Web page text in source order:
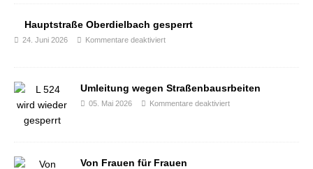
Hauptstraße Oberdielbach gesperrt
24. Juni 2026 Kommentare deaktiviert
Umleitung wegen Straßenbausrbeiten
05. Mai 2026 Kommentare deaktiviert
Von Frauen für Frauen